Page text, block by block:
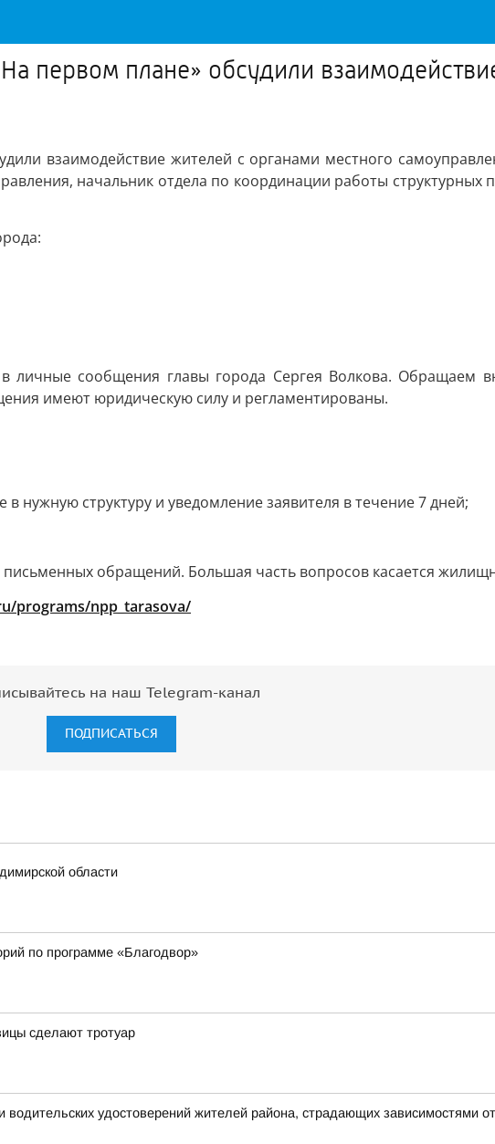
первом плане» обсудили
взаимодействие жителей с органами местного
начальник отдела по координации работы структурных
личные сообщения главы города Сергея Волкова. Обращаем
имеют юридическую силу и регламентированы.
нужную структуру и уведомление заявителя в течение 7 дней;
обращений. Большая часть вопросов касается
programs/npp_tarasova/
на наш Telegram-канал
ПОДПИСАТЬСЯ
области
по программе «Благодвор»
сделают тротуар
удостоверений жителей района, страдающих зависимостями